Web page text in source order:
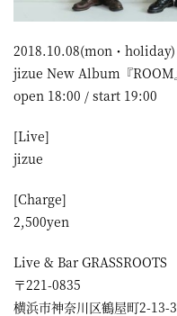
あ
る
ダ
イ
ニ
ン
グ
バ
ー
2018.10.08(mon・holiday)
jizue New Album『
open 18:00 / start 19:00
[Live]
jizue
[Charge]
2,500yen
Live & Bar GRASSROOTS
〒221-0835
横浜市神奈川区鶴屋町2-13-